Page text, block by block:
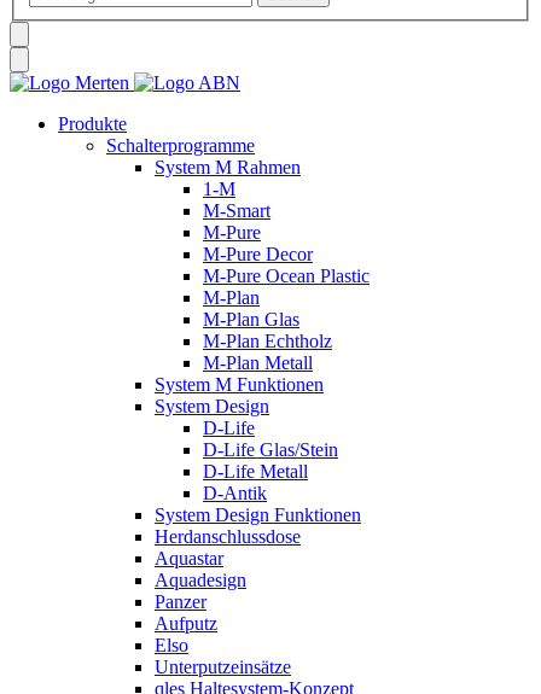
Produkte
Schalterprogramme
System M Rahmen
1-M
M-Smart
M-Pure
M-Pure Decor
M-Pure Ocean Plastic
M-Plan
M-Plan Glas
M-Plan Echtholz
M-Plan Metall
System M Funktionen
System Design
D-Life
D-Life Glas/Stein
D-Life Metall
D-Antik
System Design Funktionen
Herdanschlussdose
Aquastar
Aquadesign
Panzer
Aufputz
Elso
Unterputzeinsätze
qles Haltesystem-Konzept